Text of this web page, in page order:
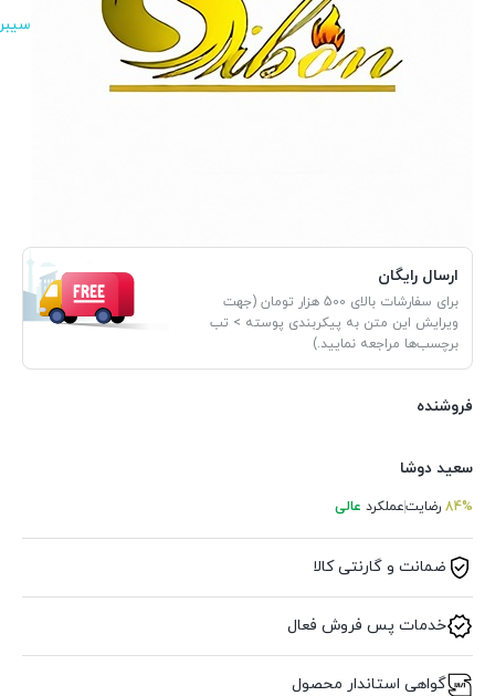
ارسال رایگان
برای سفارشات بالای 500 هزار تومان (جهت
ویرایش این متن به پیکربندی پوسته > تب
برچسب‌ها مراجعه نمایید.)
فروشنده
سعید دوشا
84% رضایتعملکرد عالی
ضمانت و گارنتی کالا
خدمات پس فروش فعال
گواهی استاندار محصول